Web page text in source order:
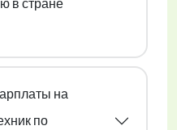
в стране
на
по